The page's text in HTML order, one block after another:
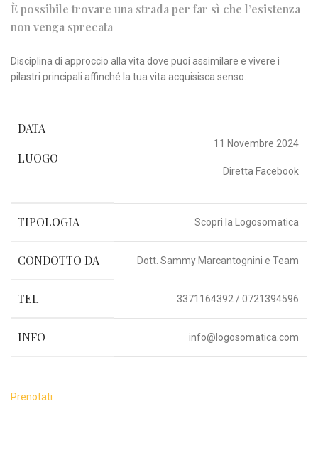
È possibile trovare una strada per far sì che l’esistenza
non venga sprecata
Disciplina di approccio alla vita dove puoi assimilare e vivere i
pilastri principali affinché la tua vita acquisisca senso.
DATA
LUOGO
11 Novembre 2024
Diretta Facebook
TIPOLOGIA Scopri la Logosomatica
CONDOTTO DA Dott. Sammy Marcantognini e Team
TEL 3371164392 / 0721394596
INFO info@logosomatica.com
Prenotati